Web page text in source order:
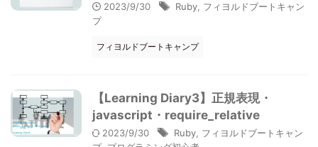
2023/9/30 Ruby フィヨルドブートキャン
プ
フィヨルドブートキャンプ
【Learning Diary3】正規表現・
javascript・require_relative
2023/9/30 Ruby フィヨルドブートキャン